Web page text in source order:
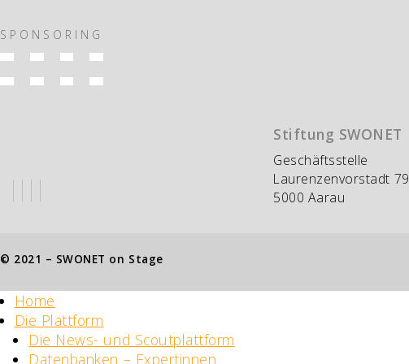
SPONSORING
Stiftung SWONET
Geschäftsstelle
Laurenzenvorstadt 79
5000 Aarau
© 2021 – SWONET on Stage
Home
Die Plattform
Die News- und Scoutplattform
Datenbanken – Expertinnen